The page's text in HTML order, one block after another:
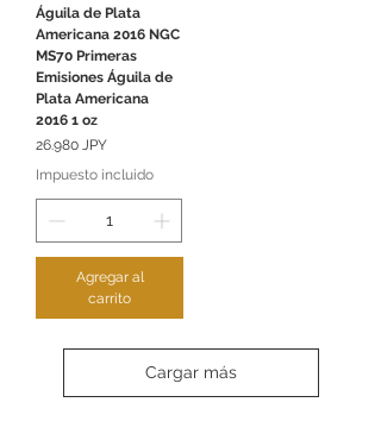
Águila de Plata
Americana 2016 NGC
MS70 Primeras
Emisiones Águila de
Plata Americana
2016 1 oz
Precio
26.980 JPY
Impuesto incluido
Agregar al
carrito
Cargar más